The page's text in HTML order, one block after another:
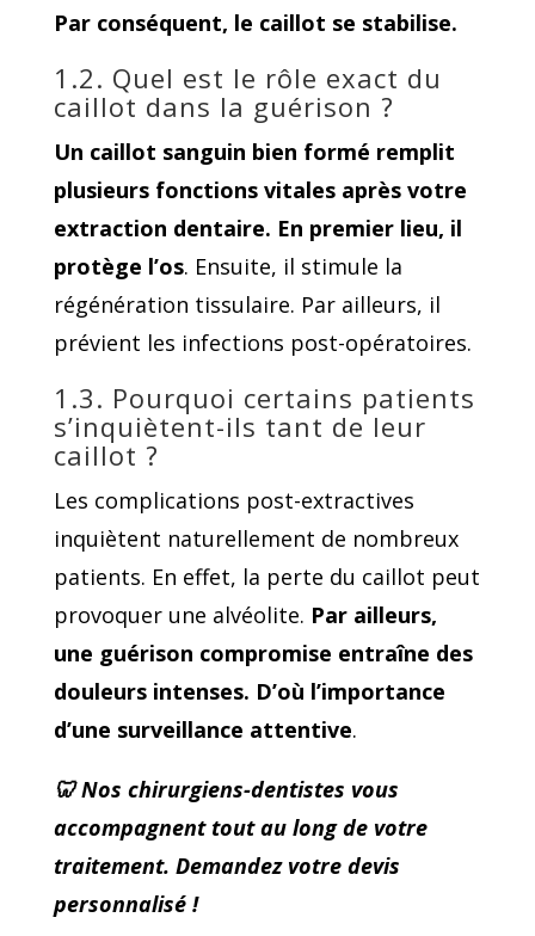
Par conséquent, le caillot se stabilise.
1.2. Quel est le rôle exact du
caillot dans la guérison ?
Un caillot sanguin bien formé remplit
plusieurs fonctions vitales après votre
extraction dentaire. En premier lieu, il
protège l’os. Ensuite, il stimule la
régénération tissulaire. Par ailleurs, il
prévient les infections post-opératoires.
1.3. Pourquoi certains patients
s’inquiètent-ils tant de leur
caillot ?
Les complications post-extractives
inquiètent naturellement de nombreux
patients. En effet, la perte du caillot peut
provoquer une alvéolite. Par ailleurs,
une guérison compromise entraîne des
douleurs intenses. D’où l’importance
d’une surveillance attentive.
🦷 Nos chirurgiens-dentistes vous
accompagnent tout au long de votre
traitement. Demandez votre devis
personnalisé !